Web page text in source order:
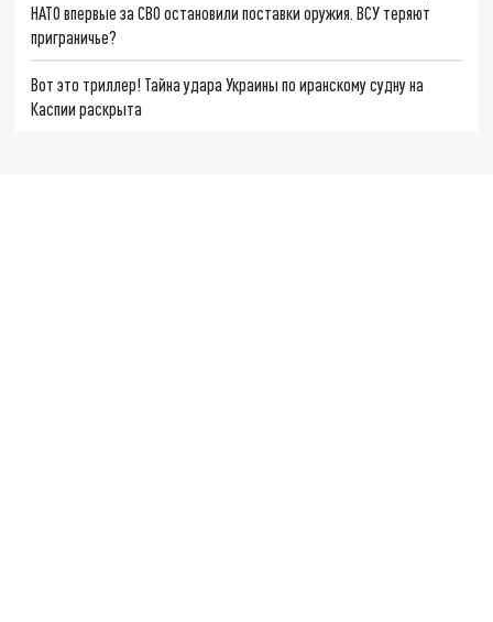
НАТО впервые за СВО остановили поставки оружия. ВСУ теряют
приграничье?
Вот это триллер! Тайна удара Украины по иранскому судну на
Каспии раскрыта